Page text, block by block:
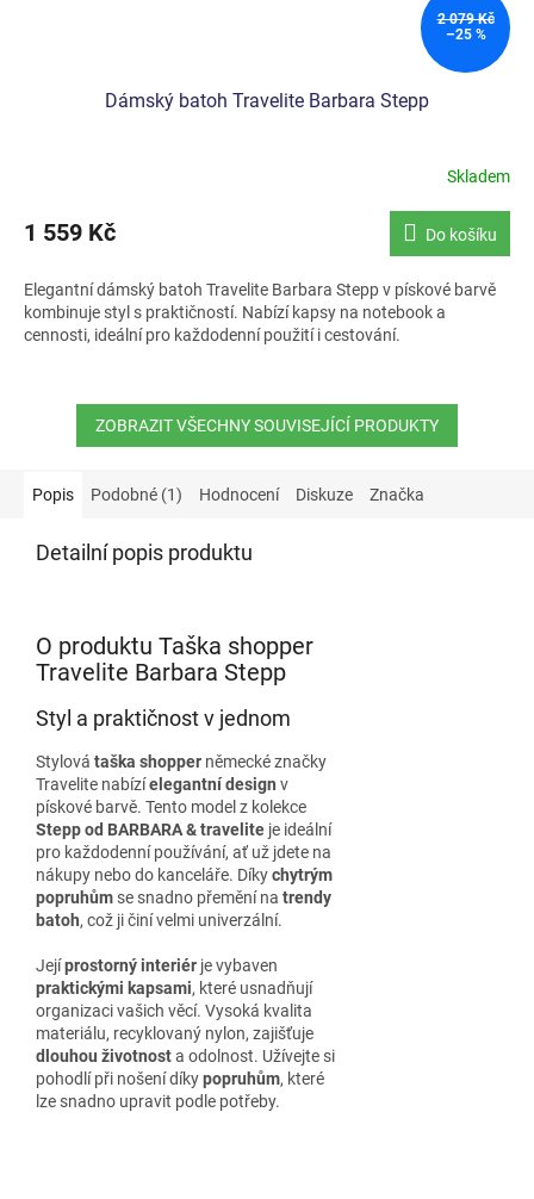
2 079 Kč
–25 %
Dámský batoh Travelite Barbara Stepp
Skladem
1 559 Kč Do košíku
Elegantní dámský batoh Travelite Barbara Stepp v pískové barvě
kombinuje styl s praktičností. Nabízí kapsy na notebook a
cennosti, ideální pro každodenní použití i cestování.
ZOBRAZIT VŠECHNY SOUVISEJÍCÍ PRODUKTY
Popis Podobné (1) Hodnocení Diskuze Značka
Detailní popis produktu
O produktu Taška shopper
Travelite Barbara Stepp
Styl a praktičnost v jednom
Stylová taška shopper německé značky
Travelite nabízíelegantní design v
pískové barvě. Tento model z kolekce
Stepp od BARBARA & travelite je ideální
pro každodenní používání, ať už jdete na
nákupy nebo do kanceláře. Díkychytrým
popruhům se snadno přemění na trendy
batoh, což ji činí velmi univerzální.
Jejíprostorný interiér je vybaven
praktickými kapsami, které usnadňují
organizaci vašich věcí. Vysoká kvalita
materiálu, recyklovaný nylon, zajišťuje
dlouhou životnosta odolnost. Užívejte si
pohodlí při nošení díkypopruhům, které
lze snadno upravit podle potřeby.